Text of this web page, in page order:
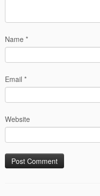
Name *
Email *
Website